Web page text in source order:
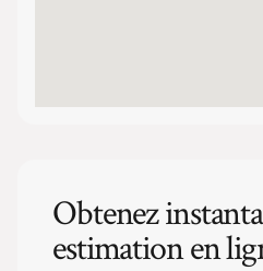
Obtenez
estimation en